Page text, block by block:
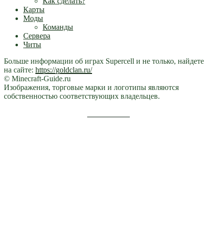
Карты
Моды
Команды
Сервера
Читы
Больше информации об играх Supercell и не только, найдете
на сайте: https://goldclan.ru/
© Minecraft-Guide.ru
Изображения, торговые марки и логотипы являются
собственностью соответствующих владельцев.